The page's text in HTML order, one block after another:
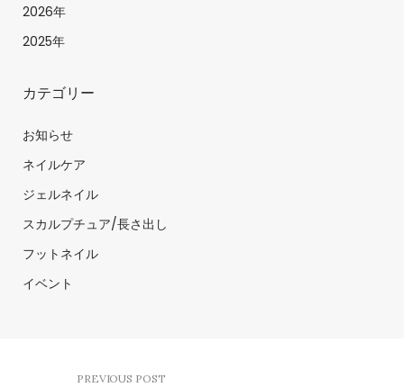
2026年
2025年
カテゴリー
お知らせ
ネイルケア
ジェルネイル
スカルプチュア/長さ出し
フットネイル
イベント
PREVIOUS POST